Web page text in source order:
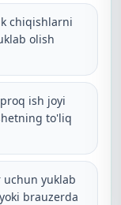
chiqishlarni
olish
ish joyi
to'liq
yuklab
brauzerda